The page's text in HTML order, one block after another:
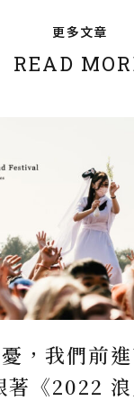
更多文章
READ
，我們前
《2022 浪